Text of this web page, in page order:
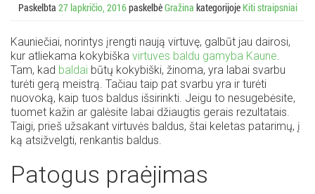
Paskelbta 27 lapkričio, 2016paskelbėGražina kategorijoje Kiti straipsniai
Kauniečiai, norintys įrengti naują virtuvę, galbūt jau dairosi,
kur atliekama kokybiška virtuves baldu gamyba Kaune.
Tam, kad baldai būtų kokybiški, žinoma, yra labai svarbu
turėti gerą meistrą. Tačiau taip pat svarbu yra ir turėti
nuovoką, kaip tuos baldus išsirinkti. Jeigu to nesugebėsite,
tuomet kažin ar galėsite labai džiaugtis gerais rezultatais.
Taigi, prieš užsakant virtuvės baldus, štai keletas patarimų, į
ką atsižvelgti, renkantis baldus.
Patogus praėjimas